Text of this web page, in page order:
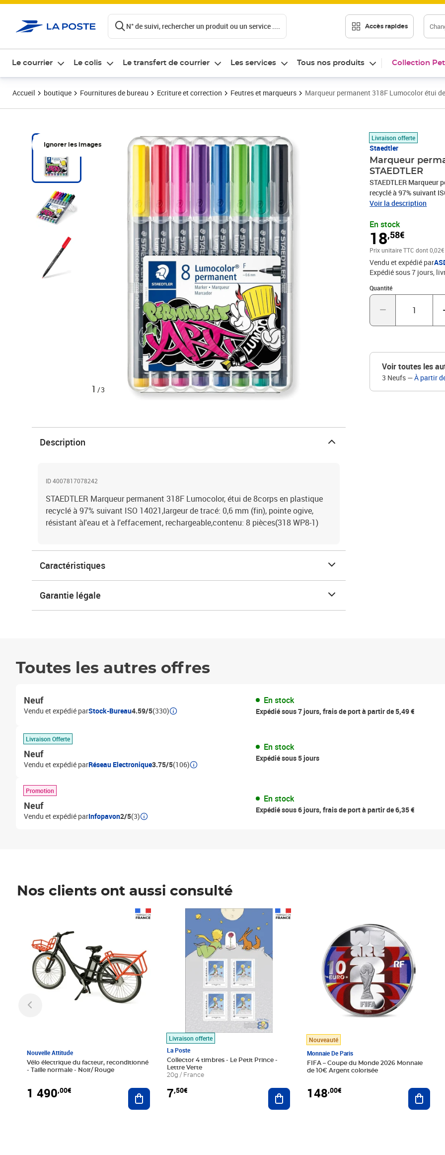
N° de suivi, rechercher un produit ou un service .... Accès rapides
Le courrier Le colis Le transfert de courrier Les services Tous nos produits Collection
Accueil boutique Fournitures de bureau Ecriture et correction Feutres et marqueurs Marqueur permanent 318F Lumocolor étui de
Ignorer les images
1 /3
Livraison offerte
Staedtler
Marqueur
STAEDTLER
STAEDTLER Marqueur
recyclé à 97% suivant
àl'eau et à l'effacement,
Voir la description
En stock
18,58€
Prix 18,58€
Prix unitaire TTCdont
Vendu et expédié par
Expédié sous 7 jours
Quantité
Quantité : 1
Voir toutes les
3 Neufs —À partir
Description
ID 4007817078242
STAEDTLER Marqueur permanent 318F Lumocolor, étui de 8corps en plastique
recyclé à 97% suivant ISO 14021,largeur de tracé: 0,6 mm (fin), pointe ogive,
résistant àl'eau et à l'effacement, rechargeable,contenu: 8 pièces(318 WP8-1)
Caractéristiques
Garantie légale
Toutes les autres offres
Neuf
Vendu et expédié parStock-Bureau4.59/5(330)
En stock
Expédié sous 7 jours, frais de port à partir de 5,49 €
Livraison Offerte
Neuf
Vendu et expédié parRéseau Electronique3.75/5(106)
En stock
Expédié sous 5 jours
Promotion
Neuf
Vendu et expédié parInfopavon2/5(3)
En stock
Expédié sous 6 jours, frais de port à partir de 6,35 €
Nos clients ont aussi consulté
Nouvelle Attitude
Vélo électrique du facteur, reconditionné
- Taille normale - Noir/ Rouge
1 490,00€ Ajouter au panier
Livraison offerte
La Poste
Collector 4 timbres - Le Petit Prince -
Lettre Verte
20g / France
7,50€
Prix 7,50€
Ajouter au panier
Nouveauté
Monnaie De Paris
FIFA – Coupe du Monde 2026 Monnaie
de 10€ Argent colorisée
148,00€